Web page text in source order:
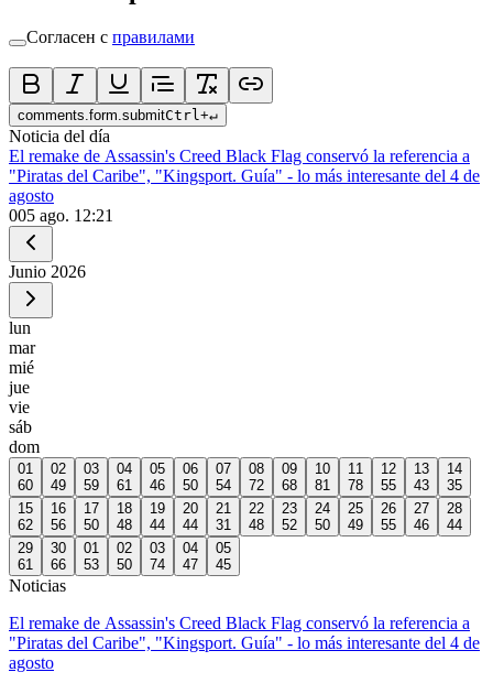
Согласен с правилами
comments.form.submitCtrl+↵
Noticia del día
El remake de Assassin's Creed Black Flag conservó la referencia a
"Piratas del Caribe", "Kingsport. Guía" - lo más interesante del 4 de
agosto
005 ago. 12:21
Junio 2026
lun
mar
mié
jue
vie
sáb
dom
01
60
02
49
03
59
04
61
05
46
06
50
07
54
08
72
09
68
10
81
11
78
12
55
13
43
14
35
15
62
16
56
17
50
18
48
19
44
20
44
21
31
22
48
23
52
24
50
25
49
26
55
27
46
28
44
29
61
30
66
01
53
02
50
03
74
04
47
05
45
Noticias
El remake de Assassin's Creed Black Flag conservó la referencia a
"Piratas del Caribe", "Kingsport. Guía" - lo más interesante del 4 de
agosto